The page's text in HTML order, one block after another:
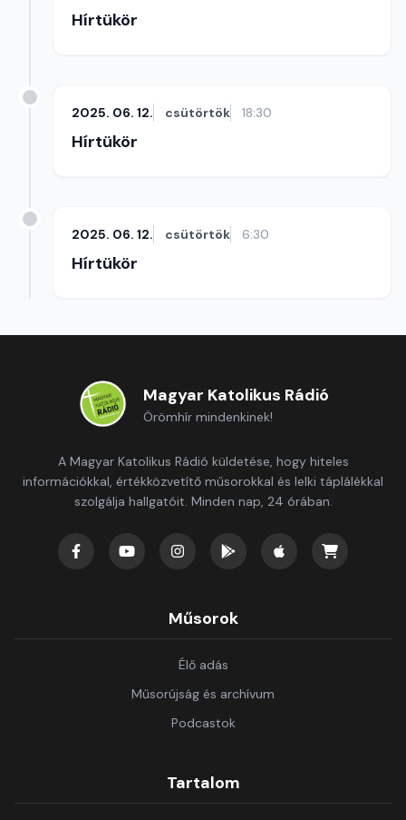
Hírtükör
2025. 06. 12. csütörtök 18:30
Hírtükör
2025. 06. 12. csütörtök 6:30
Hírtükör
Magyar Katolikus Rádió
Örömhír mindenkinek!
A Magyar Katolikus Rádió küldetése, hogy hiteles
információkkal, értékközvetítő műsorokkal és lelki táplálékkal
szolgálja hallgatóit. Minden nap, 24 órában.
Műsorok
Élő adás
Műsorújság és archívum
Podcastok
Tartalom